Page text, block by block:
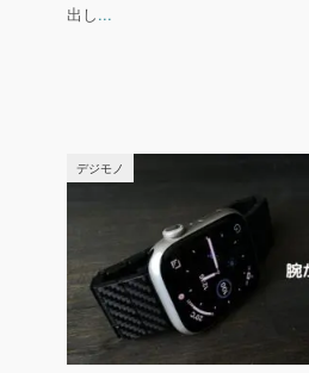
出し...
デジモノ